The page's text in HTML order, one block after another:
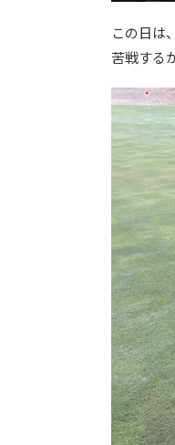
この日は
苦戦する